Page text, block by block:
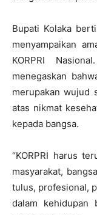
Bupati Kolaka
menyampaikan
KORPRI
menegaskan
merupakan wujud
atas nikmat
kepada bangsa.
“KORPRI harus
masyarakat,
tulus, profesional,
dalam kehidupan